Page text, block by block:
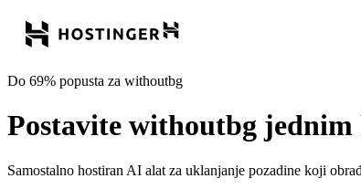
Do 69% popusta za withoutbg
Postavite withoutbg
Samostalno hostiran AI alat za uklanjanje pozadine koji